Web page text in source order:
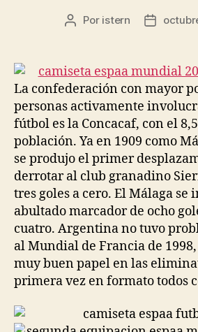
Autor
entrada
Por istern
Fecha
entrada
La confederación con mayor
personas activamente
fútbol es la Concacaf, con el
población. Ya en 1909 como
se produjo el primer
derrotar al club granadino
tres goles a cero. El Málaga se
abultado marcador de ocho
cuatro. Argentina no tuvo
al Mundial de Francia de
muy buen papel en las
primera vez en formato todos